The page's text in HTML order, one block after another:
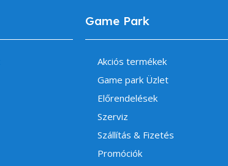
Game Park
Akciós termékek
Game park Üzlet
Előrendelések
Szerviz
Szállítás & Fizetés
Promóciók